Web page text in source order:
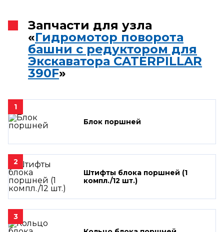
Запчасти для узла
«Гидромотор поворота
башни с редуктором для
Экскаватора CATERPILLAR
390F»
1
Блок поршней
2
Штифты блока поршней (1
компл./12 шт.)
3